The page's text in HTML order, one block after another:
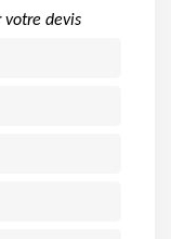
votre devis